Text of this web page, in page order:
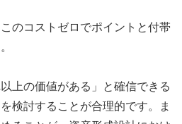
のコストゼロでポイントと付帯
上の価値がある」と確信できる
検討することが合理的です。ま